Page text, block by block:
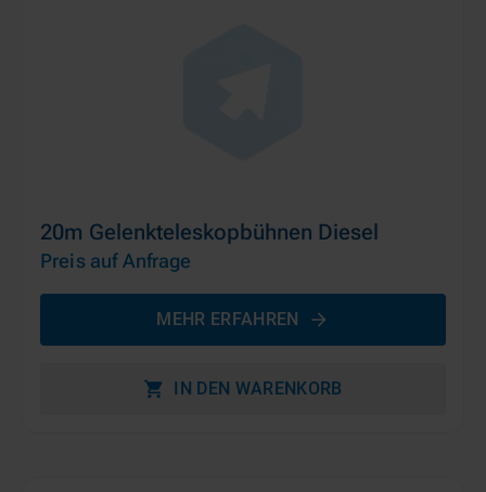
20m Gelenkteleskopbühnen Diesel
Preis auf Anfrage
MEHR ERFAHREN
IN DEN WARENKORB